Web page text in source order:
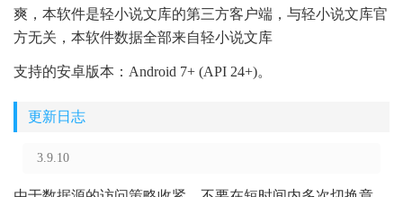
爽，本软件是轻小说文库的第三方客户端，与轻小说文库官
方无关，本软件数据全部来自轻小说文库
支持的安卓版本：Android 7+ (API 24+)。
更新日志
3.9.10